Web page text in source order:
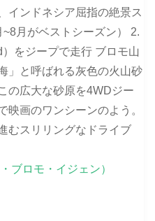
インドネシア屈指の絶景ス
月がベストシーズン） 2.
をジープで走行 ブロモ山
」と呼ばれる灰色の火山砂
の広大な砂原を4WDジー
映画のワンシーンのよう。
むスリリングなドライブ
ブロモ・イジェン）